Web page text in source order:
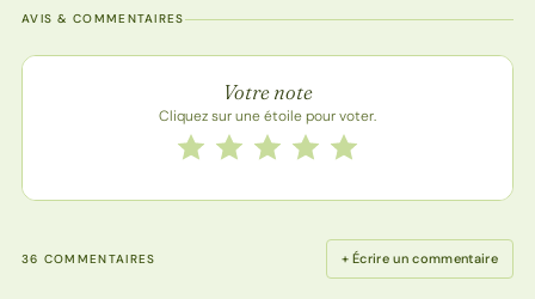
AVIS & COMMENTAIRES
Note de la recette
Votre note
Cliquez sur une étoile pour voter.
Notez cette recette de 1 à 5 étoiles
5 étoiles
4 étoiles
3 étoiles
2 étoiles
1 étoile
36 COMMENTAIRES + Écrire un commentaire